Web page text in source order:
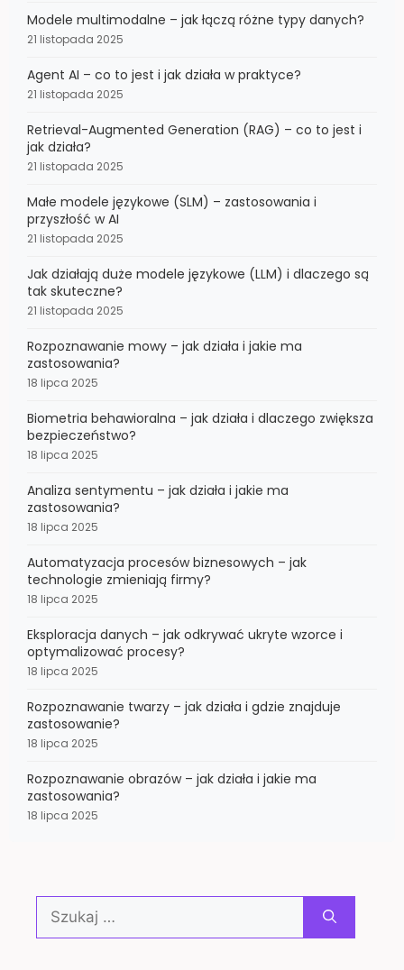
Modele multimodalne – jak łączą różne typy danych?
21 listopada 2025
Agent AI – co to jest i jak działa w praktyce?
21 listopada 2025
Retrieval-Augmented Generation (RAG) – co to jest i
jak działa?
21 listopada 2025
Małe modele językowe (SLM) – zastosowania i
przyszłość w AI
21 listopada 2025
Jak działają duże modele językowe (LLM) i dlaczego są
tak skuteczne?
21 listopada 2025
Rozpoznawanie mowy – jak działa i jakie ma
zastosowania?
18 lipca 2025
Biometria behawioralna – jak działa i dlaczego zwiększa
bezpieczeństwo?
18 lipca 2025
Analiza sentymentu – jak działa i jakie ma
zastosowania?
18 lipca 2025
Automatyzacja procesów biznesowych – jak
technologie zmieniają firmy?
18 lipca 2025
Eksploracja danych – jak odkrywać ukryte wzorce i
optymalizować procesy?
18 lipca 2025
Rozpoznawanie twarzy – jak działa i gdzie znajduje
zastosowanie?
18 lipca 2025
Rozpoznawanie obrazów – jak działa i jakie ma
zastosowania?
18 lipca 2025
Szukaj: